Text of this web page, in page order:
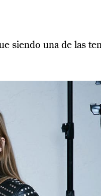
siendo una de las